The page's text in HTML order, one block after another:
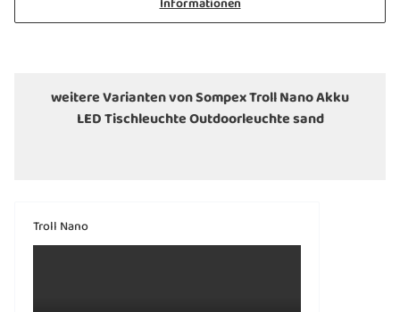
weitere Varianten von Sompex Troll Nano Akku
LED Tischleuchte Outdoorleuchte sand
Troll Nano